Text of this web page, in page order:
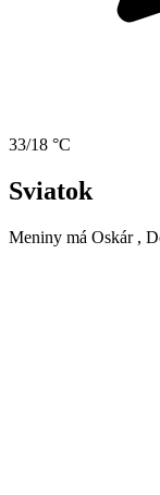
33/18 °C
Sviatok
Meniny má Oskár ,